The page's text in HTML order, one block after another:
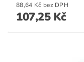
88,64 Kč bez DPH
107,25 Kč